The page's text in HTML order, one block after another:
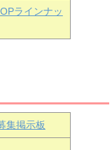
ラインナッ
集掲示板